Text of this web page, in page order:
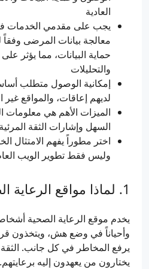
العادية
يجب على مقدمي الخدمات
حماية البيانات، مما يؤثر
والتحليلات
إمكانية الوصول متطلب
لديهم إعاقات، والمواقع
الميزات الأهم هي معلومات
السهل وإشارات الثقة المرئية
اختر مطوراً يفهم الامتثال
وليس فقط تطوير الويب
لماذا مواقع الرعاية
يخدم موقع الرعاية الصحية
وأحياناً في وضع هش، ويتخذون
يرفع المخاطر في كل جانب.
يختارون من يعهدون إليه برعايتهم.